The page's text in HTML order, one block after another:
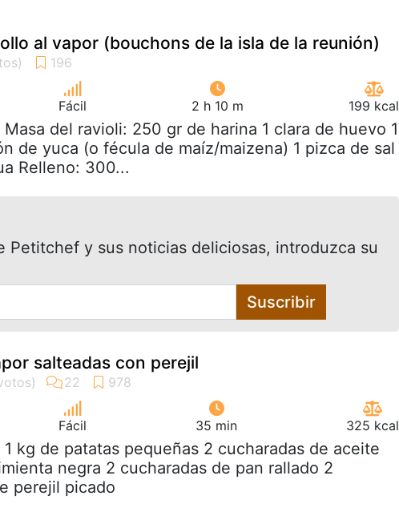
al vapor (bouchons de la isla de la reunión)
Fácil 2 h 10 m 199 kcal
Masa del ravioli: 250 gr de harina 1 clara de huevo 1
de yuca (o fécula de maíz/maizena) 1 pizca de sal
Relleno: 300...
Petitchef y sus noticias deliciosas, introduzca su
Suscribir
salteadas con perejil
Fácil 35 min 325 kcal
1 kg de patatas pequeñas 2 cucharadas de aceite
negra 2 cucharadas de pan rallado 2
perejil picado